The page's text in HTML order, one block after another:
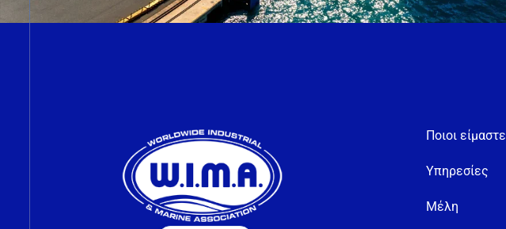
Ποιοι είμαστε
Υπηρεσίες
Μέλη